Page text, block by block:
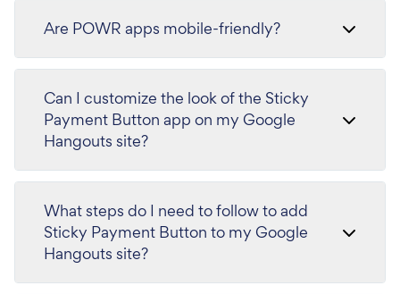
Are POWR apps mobile-friendly?
Can I customize the look of the Sticky
Payment Button app on my Google
Hangouts site?
What steps do I need to follow to add
Sticky Payment Button to my Google
Hangouts site?